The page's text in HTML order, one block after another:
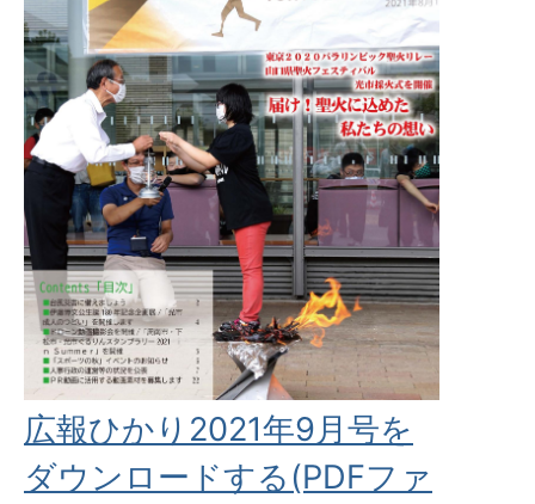
広報ひかり2021年9月号を
ダウンロードする(PDFファ